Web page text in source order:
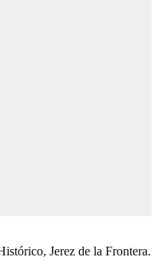
Jerez de la Frontera.